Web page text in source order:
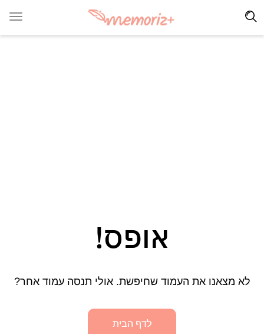
אופס!
לא מצאנו את העמוד שחיפשת. אולי תנסה עמוד אחר?
לדף הבית